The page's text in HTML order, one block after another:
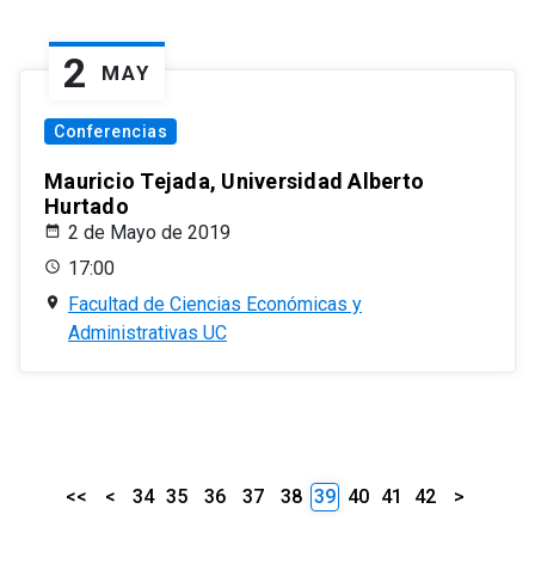
2 MAY
Conferencias
Mauricio Tejada, Universidad Alberto
Hurtado
2 de Mayo de 2019
17:00
Facultad de Ciencias Económicas y
Administrativas UC
<< < 34 35 36 37 38 39 40 41 42 >